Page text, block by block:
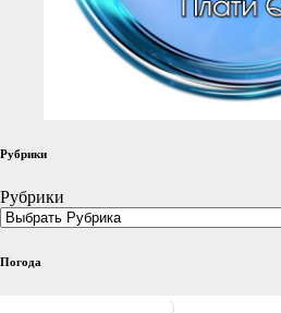
Рубрики
Рубрики
Погода